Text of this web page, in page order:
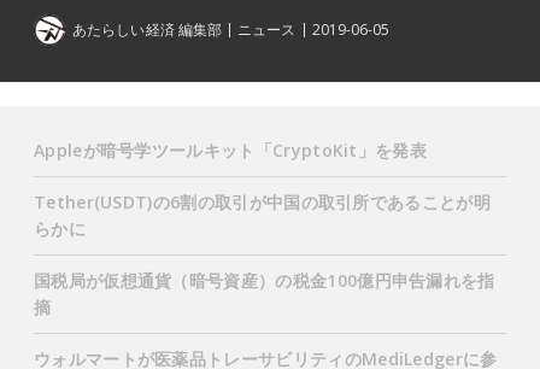
あたらしい経済 編集部 ニュース 2019-06-05
Appleが暗号学ツールキット「CryptoKit」を発表
Tether(USDT)の6割の取引が中国の取引所であることが明
らかに
国税局が仮想通貨（暗号資産）の税金100億円申告漏れを指
摘
ウォルマートが医薬品トレーサビリティのMediLedgerに参